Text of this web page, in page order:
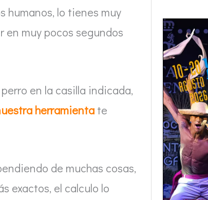
humanos, lo tienes muy
en muy pocos segundos
en la casilla indicada,
herramienta te
de muchas cosas,
exactos, el calculo lo